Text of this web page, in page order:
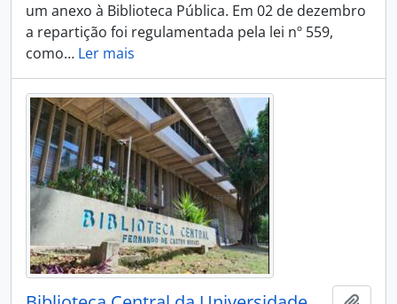
um anexo à Biblioteca Pública. Em 02 de dezembro
a repartição foi regulamentada pela lei nº 559,
como… Ler mais